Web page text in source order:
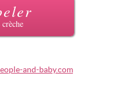
crèche
and-baby.com